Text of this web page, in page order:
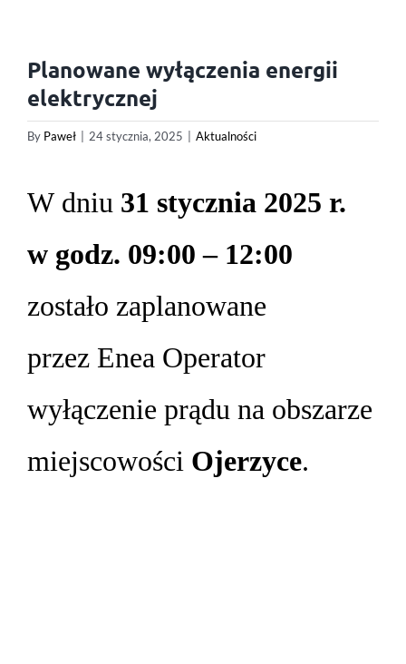
Planowane wyłączenia energii
elektrycznej
By Paweł 24 stycznia, 2025 Aktualności
W dniu 31 stycznia 2025 r.
w godz. 09:00 – 12:00
zostało zaplanowane
przez Enea Operator
wyłączenie prądu na obszarze
miejscowości Ojerzyce.